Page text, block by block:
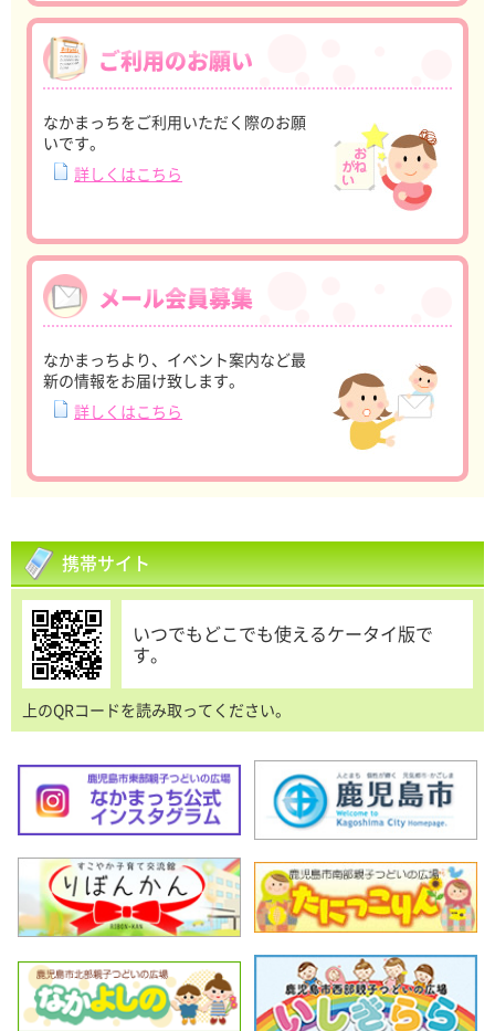
ご利用のお願い
なかまっちをご利用いただく際のお願
いです。
詳しくはこちら
メール会員募集
なかまっちより、イベント案内など最
新の情報をお届け致します。
詳しくはこちら
携帯サイト
いつでもどこでも使えるケータイ版で
す。
上のQRコードを読み取ってください。